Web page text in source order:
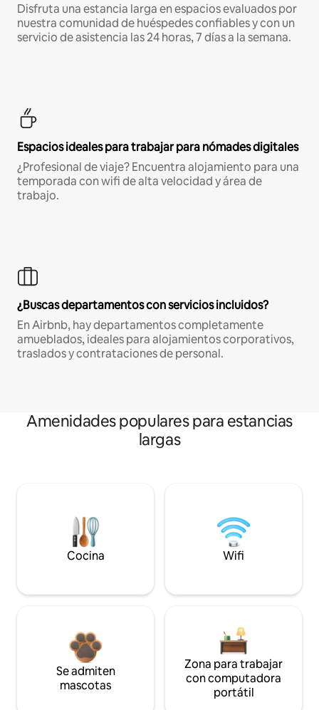
Disfruta una estancia larga en espacios evaluados por
nuestra comunidad de huéspedes confiables y con un
servicio de asistencia las 24 horas, 7 días a la semana.
Espacios ideales para trabajar para nómades digitales
¿Profesional de viaje? Encuentra alojamiento para una
temporada con wifi de alta velocidad y área de
trabajo.
¿Buscas departamentos con servicios incluidos?
En Airbnb, hay departamentos completamente
amueblados, ideales para alojamientos corporativos,
traslados y contrataciones de personal.
Amenidades populares para estancias
largas
Cocina Wifi
Se admiten
mascotas
Zona para trabajar
con computadora
portátil